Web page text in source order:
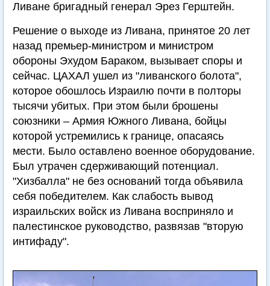
Ливане бригадный генерал Эрез Герштейн.
Решение о выходе из Ливана, принятое 20 лет
назад премьер-министром и министром
обороны Эхудом Бараком, вызывает споры и
сейчас. ЦАХАЛ ушел из "ливанского болота",
которое обошлось Израилю почти в полторы
тысячи убитых. При этом были брошены
союзники – Армия Южного Ливана, бойцы
которой устремились к границе, опасаясь
мести. Было оставлено военное оборудование.
Был утрачен сдерживающий потенциал.
"Хизбалла" не без оснований тогда объявила
себя победителем. Как слабость вывод
израильских войск из Ливана восприняло и
палестинское руководство, развязав "вторую
интифаду".